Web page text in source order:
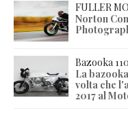
FULLER
Norton
Bazooka
La
volta che
2017 al